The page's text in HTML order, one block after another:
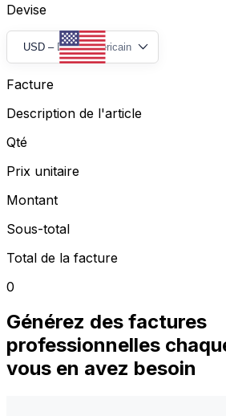
Devise
USD – Dollar américain
Facture
Description de l'article
Qté
Prix unitaire
Montant
Sous-total
Total de la facture
0
Générez des factures
professionnelles
vous en avez besoin